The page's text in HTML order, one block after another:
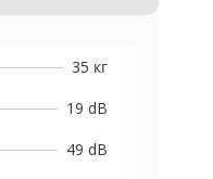
35 кг
19 dB
49 dB